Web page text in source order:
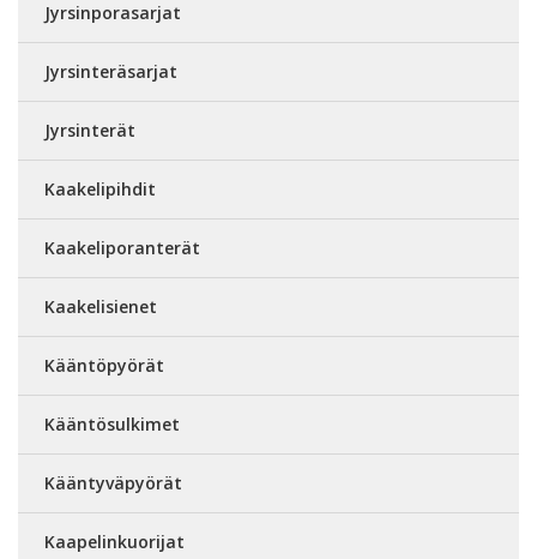
Jyrsinporasarjat
Jyrsinteräsarjat
Jyrsinterät
Kaakelipihdit
Kaakeliporanterät
Kaakelisienet
Kääntöpyörät
Kääntösulkimet
Kääntyväpyörät
Kaapelinkuorijat